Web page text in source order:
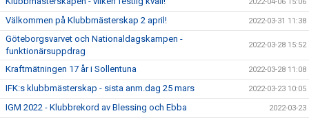
Välkommen på Klubbmästerskap 2 april! 2022-03-31 11:38
Göteborgsvarvet och Nationaldagskampen -
funktionärsuppdrag
2022-03-28 15:52
Kraftmätningen 17 år i Sollentuna 2022-03-28 11:08
IFK:s klubbmästerskap - sista anm.dag 25 mars 2022-03-23 10:05
IGM 2022 - Klubbrekord av Blessing och Ebba 2022-03-23